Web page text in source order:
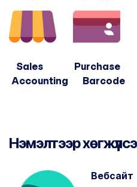
Sales
Accounting
Нэмэлтээр
Вебсайт